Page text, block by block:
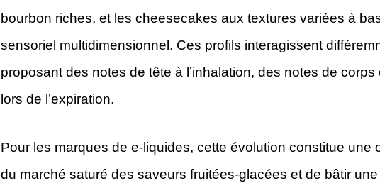
bourbon riches, et les cheesecakes aux textures variées à
sensoriel multidimensionnel. Ces profils interagissent
proposant des notes de tête à l’inhalation, des notes de
lors de l’expiration.
Pour les marques de e-liquides, cette évolution constitue
du marché saturé des saveurs fruitées-glacées et de bâtir